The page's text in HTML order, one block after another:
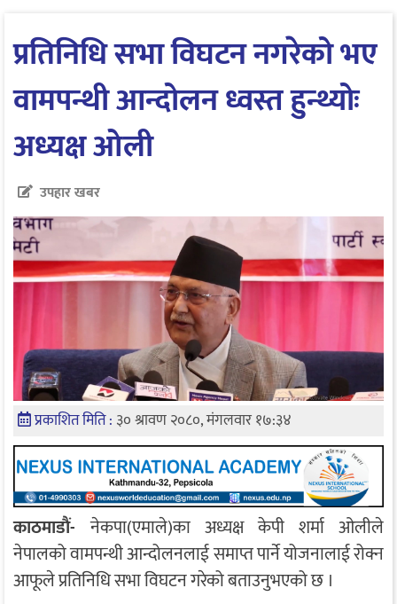
प्रतिनिधि सभा विघटन नगरेको भए
वामपन्थी आन्दोलन ध्वस्त हुन्थ्योः
अध्यक्ष ओली
उपहार खबर
प्रकाशित मिति : ३० श्रावण २०८०, मंगलवार १७:३४
काठमाडाैं-नेकपा(एमाले)का अध्यक्ष केपी शर्मा ओलीले
नेपालको वामपन्थी आन्दोलनलाई समाप्त पार्ने योजनालाई रोक्न
आफूले प्रतिनिधि सभा विघटन गरेको बताउनुभएको छ ।